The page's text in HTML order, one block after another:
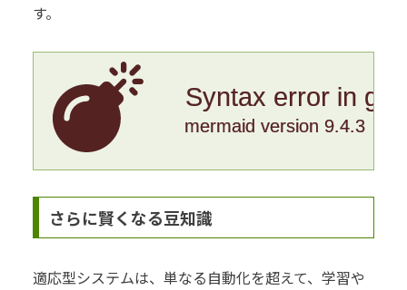
す。
Syntax error in
mermaid version 9.4.3
さらに賢くなる豆知識
適応型システムは、単なる自動化を超えて、学習や